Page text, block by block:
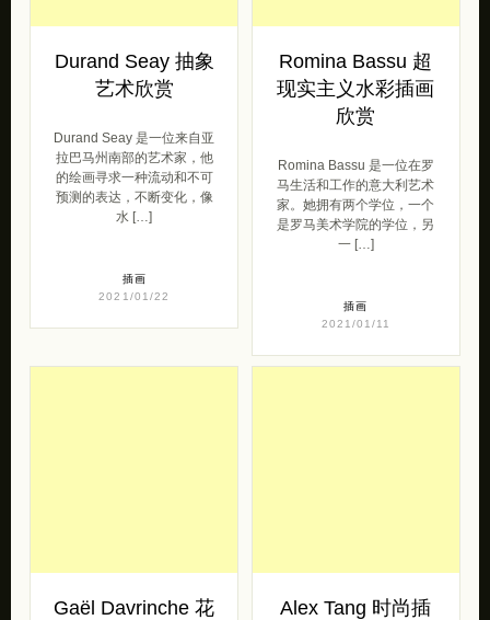
Durand Seay 抽象
艺术欣赏
Durand Seay 是一位来自亚
拉巴马州南部的艺术家，他
的绘画寻求一种流动和不可
预测的表达，不断变化，像
水 […]
插画
2021/01/22
Romina Bassu 超
现实主义水彩插画
欣赏
Romina Bassu 是一位在罗
马生活和工作的意大利艺术
家。她拥有两个学位，一个
是罗马美术学院的学位，另
一 […]
插画
2021/01/11
Gaël Davrinche 花
Alex Tang 时尚插